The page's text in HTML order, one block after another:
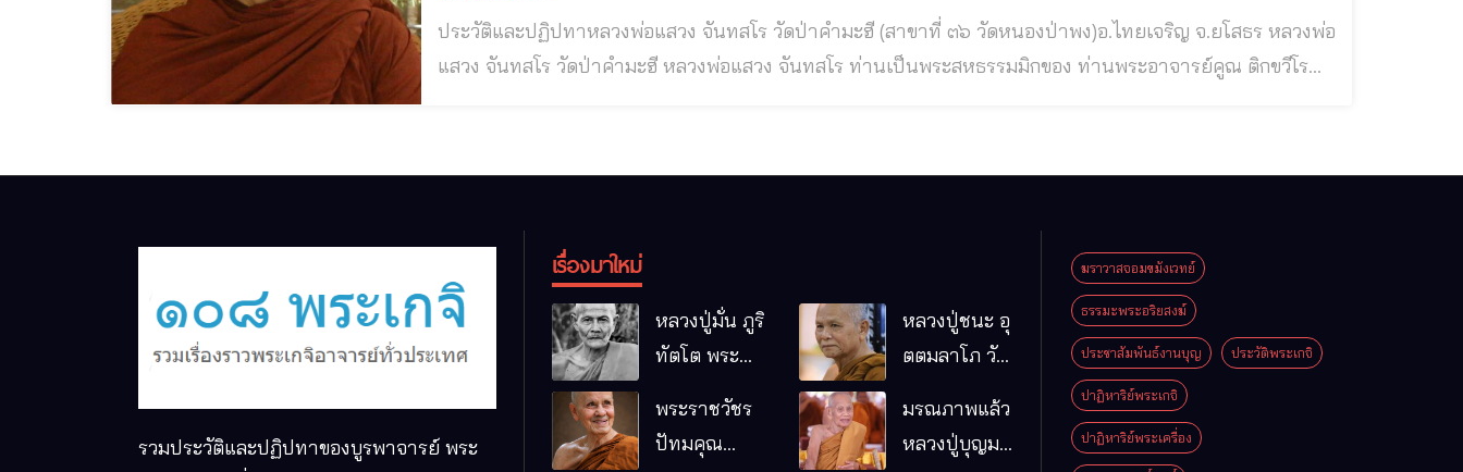
ประวัติและปฏิปทาหลวงพ่อแสวง จันทสโร วัดป่าคำมะฮี (สาขาที่ ๓๖ วัดหนองป่าพง)อ.ไทยเจริญ จ.ยโสธร หลวงพ่อ
แสวง จันทสโร วัดป่าคำมะฮี หลวงพ่อแสวง จันทสโร ท่านเป็นพระสหธรรมมิกของ ท่านพระอาจารย์คูณ ติกขวีโร
รวมประวัติและปฏิปทาของบูรพาจารย์ พระ
เรื่องมาใหม่
หลวงปู่มั่น ภูริ
ทัตโต พระ
พระกรรมฐาน
หลวงปู่ชนะ อุ
ตตมลาโภ วัด
จ.มหาสารคาม
พระราชวัชร
ปัทมคุณ
มรณภาพแล้ว
หลวงปู่บุญมา
ฆราวาสจอมขมังเวทย์
ธรรมะพระอริยสงฆ์
ประชาสัมพันธ์งานบุญ ประวัติพระเกจิ
ปาฏิหาริย์พระเกจิ
ปาฏิหาริย์พระเครื่อง